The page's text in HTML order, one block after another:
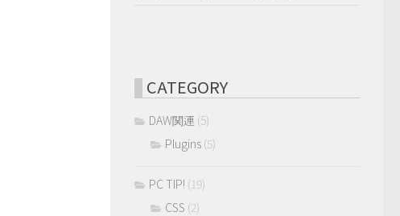
CATEGORY
DAW関連 (5)
Plugins (5)
PC TIP! (19)
CSS (2)